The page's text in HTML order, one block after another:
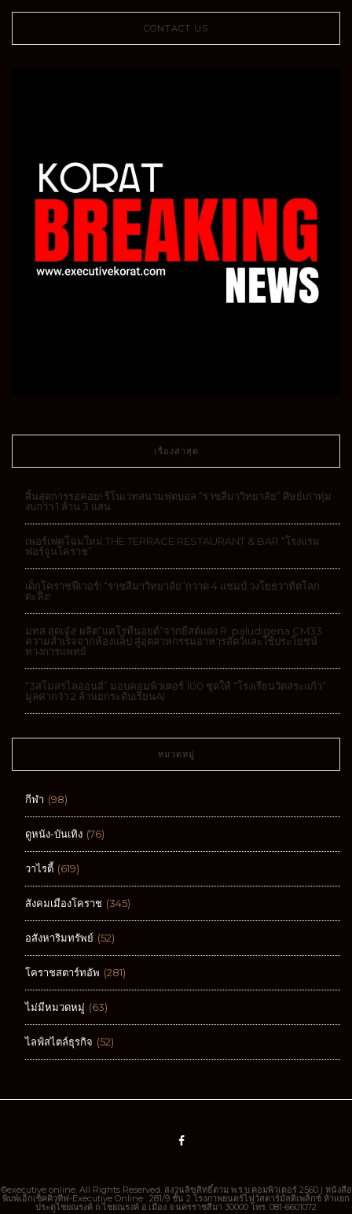
CONTACT US
เรื่องล่าสุด
สิ้นสุดการรอคอย! รีโนเวทสนามฟุตบอล “ราชสีมาวิทยาลัย” ศิษย์เก่าทุ่ม
งบกว่า 1 ล้าน 3 แสน
เพอร์เฟคโฉมใหม่ THE TERRACE RESTAURANT & BAR “โรงแรม
ฟอร์จูนโคราช”
เด็กโคราชฟีเวอร์! “ราชสีมาวิทยาลัย”กวาด 4 แชมป์ วงโยธวาทิตโลก
ตะลึง!
มทส.สุดเจ๋ง! ผลิต“แคโรทีนอยด์”จากยีสต์แดง R. paludigena CM33
ความสำเร็จจากห้องแล็ป สู่อุตสาหกรรมอาหารสัตว์และใช้ประโยชน์
ทางการแพทย์
“3สโมสรไลออนส์” มอบคอมพิวเตอร์ 100 ชุดให้ “โรงเรียนวัดสระแก้ว”
มูลค่ากว่า 2 ล้านยกระดับเรียนAI
หมวดหมู่
กีฬา (98)
ดูหนัง-บันเทิง (76)
วาไรตี้ (619)
สังคมเมืองโคราช (345)
อสังหาริมทรัพย์ (52)
โคราชสตาร์ทอัพ (281)
ไม่มีหมวดหมู่ (63)
ไลฟ์สไตล์ธุรกิจ (52)
©executive online. All Rights Reserved. สงวนลิขสิทธิ์ตาม พ.ร.บ.คอมพิวเตอร์ 2560 | หนังสือ
พิมพ์เอ็กเซ็คคิวทีฟ-Executive Online : 281/9 ชั้น 2 โรงภาพยนตร์ไฟว์สตาร์มัลติเพล็กซ์ ห้าแยก
ประตูไชยณรงค์ ถ.ไชยณรงค์ อ.เมือง จ.นครราชสีมา 30000 โทร. 081-6601072